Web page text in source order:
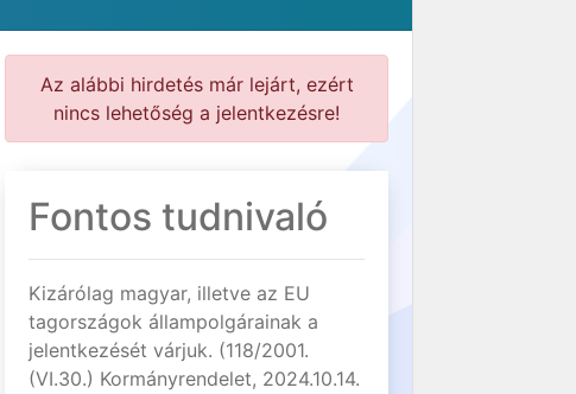
Az alábbi hirdetés már lejárt, ezért
nincs lehetőség a jelentkezésre!
Fontos tudnivaló
Kizárólag magyar, illetve az EU
tagországok állampolgárainak a
jelentkezését várjuk. (118/2001.
(VI.30.) Kormányrendelet, 2024.10.14.